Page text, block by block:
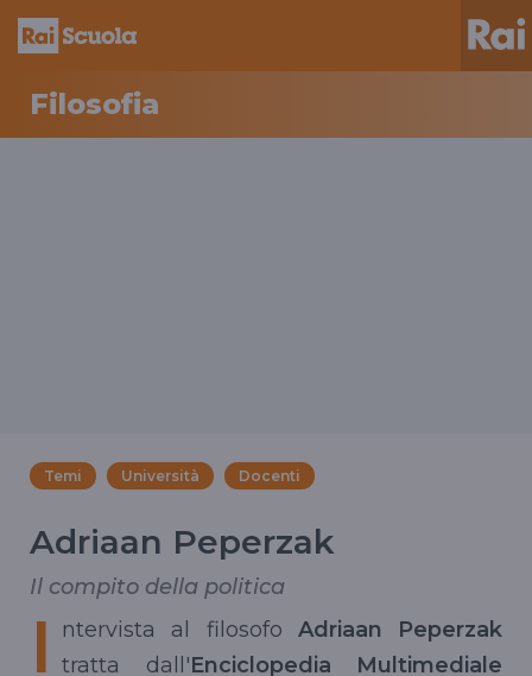
Filosofia
Temi Università Docenti
Adriaan Peperzak
Il compito della politica
I ntervista al filosofo Adriaan Peperzak
tratta dall'Enciclopedia Multimediale